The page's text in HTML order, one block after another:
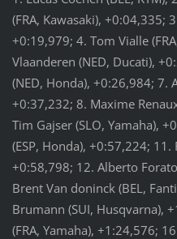
(FRA, Kawasaki), +0:04,335;
+0:19,979; 4. Tom Vialle
Vlaanderen (NED, Ducati),
(NED, Honda), +0:26,984; 7.
+0:37,232; 8. Maxime
Tim Gajser (SLO, Yamaha),
(ESP, Honda), +0:57,224; 11.
+0:58,798; 12. Alberto
Brent Van doninck (BEL,
Brumann (SUI, Husqvarna),
(FRA, Yamaha), +1:24,576;